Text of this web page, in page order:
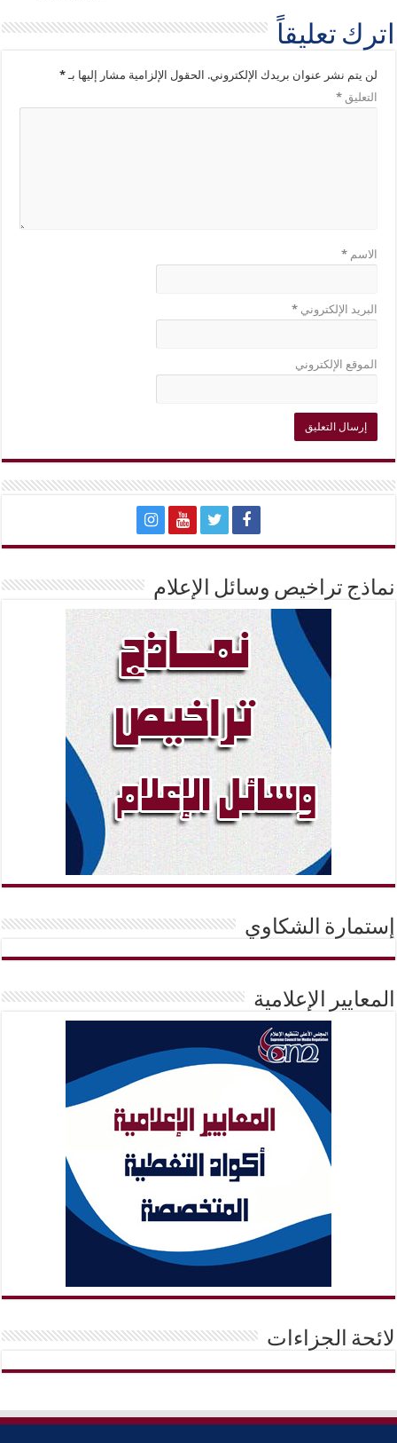
اترك تعليقاً
لن يتم نشر عنوان بريدك الإلكتروني. الحقول الإلزامية مشار إليها بـ*
التعليق*
الاسم*
البريد الإلكتروني*
الموقع الإلكتروني
نماذج تراخيص وسائل الإعلام
إستمارة الشكاوي
المعايير الإعلامية
لائحة الجزاءات